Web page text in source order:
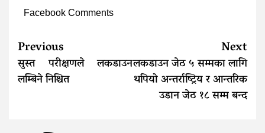
Facebook Comments
Continue
Reading
Previous
सुस्त परीक्षणले लकडाउन
लम्बिने निश्चित
Next
लकडाउन जेठ ५ सम्मका लागि
थपियो अन्तर्राष्ट्रिय र आन्तरिक
उडान जेठ १८ सम्म बन्द